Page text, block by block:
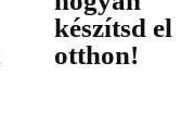
készítsd el
otthon!